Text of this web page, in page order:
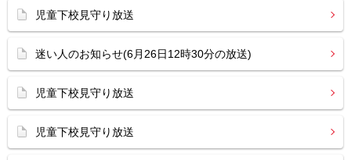
児童下校見守り放送
迷い人のお知らせ(6月26日12時30分の放送)
児童下校見守り放送
児童下校見守り放送